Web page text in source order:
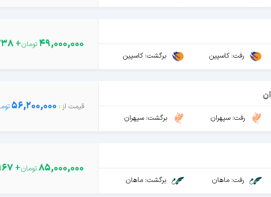
رفت: کاسپین برگشت: کاسپین
49,000,000
+
رفت: سپهران برگشت: سپهران
56,200,000
رفت: ماهان برگشت: ماهان
85,000,000
+